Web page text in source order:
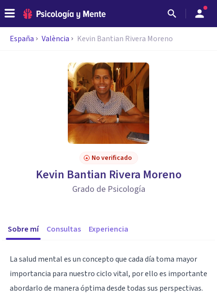
España València Kevin Bantian Rivera Moreno
No verificado
Kevin Bantian Rivera Moreno
Grado de Psicología
Sobre mí Consultas Experiencia
La salud mental es un concepto que cada día toma mayor
importancia para nuestro ciclo vital, por ello es importante
abordarlo de manera óptima desde todas sus perspectivas.